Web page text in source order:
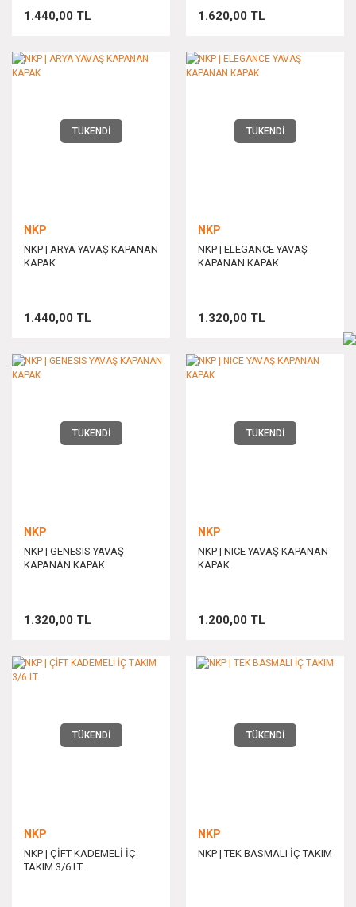
1.440,00 TL 1.620,00 TL
TÜKENDİ
NKP
NKP | ARYA YAVAŞ KAPANAN
KAPAK
1.440,00 TL
TÜKENDİ
NKP
NKP | ELEGANCE YAVAŞ
KAPANAN KAPAK
1.320,00 TL
TÜKENDİ
NKP
NKP | GENESIS YAVAŞ
KAPANAN KAPAK
1.320,00 TL
TÜKENDİ
NKP
NKP | NICE YAVAŞ KAPANAN
KAPAK
1.200,00 TL
TÜKENDİ
NKP
NKP | ÇİFT KADEMELİ İÇ
TAKIM 3/6 LT.
TÜKENDİ
NKP
NKP | TEK BASMALI İÇ TAKIM